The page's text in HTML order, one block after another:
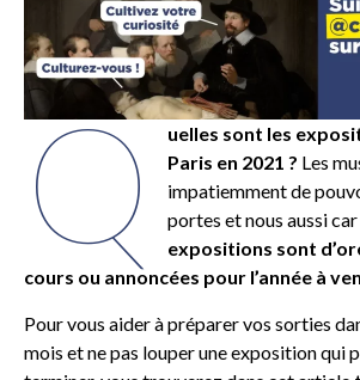
Q
uelles sont les
Paris en 2021 ? Les
impatiemment de
portes et nous aussi car
expositions sont
cours ou annoncées pour l’année à
Pour vous aider à préparer vos sorties
mois et ne pas louper une exposition qui